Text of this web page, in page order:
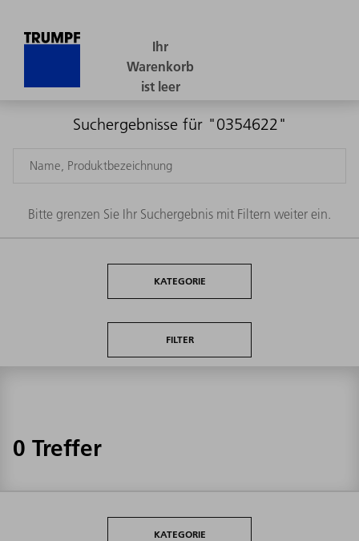
Suchergebnisse für "0354622"
Bitte grenzen Sie Ihr Suchergebnis mit Filtern weiter ein.
KATEGORIE
FILTER
0 Treffer
KATEGORIE